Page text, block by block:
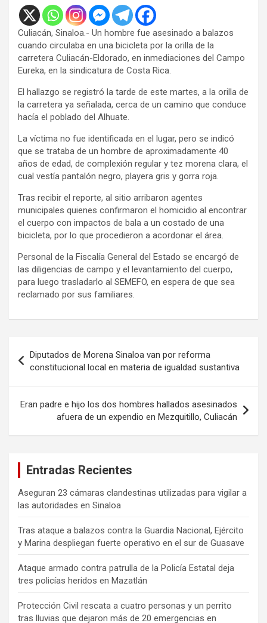
Culiacán, Sinaloa.- Un hombre fue asesinado a balazos
cuando circulaba en una bicicleta por la orilla de la
carretera Culiacán-Eldorado, en inmediaciones del Campo
Eureka, en la sindicatura de Costa Rica.
El hallazgo se registró la tarde de este martes, a la orilla de
la carretera ya señalada, cerca de un camino que conduce
hacía el poblado del Alhuate.
La víctima no fue identificada en el lugar, pero se indicó
que se trataba de un hombre de aproximadamente 40
años de edad, de complexión regular y tez morena clara, el
cual vestía pantalón negro, playera gris y gorra roja.
Tras recibir el reporte, al sitio arribaron agentes
municipales quienes confirmaron el homicidio al encontrar
el cuerpo con impactos de bala a un costado de una
bicicleta, por lo que procedieron a acordonar el área.
Personal de la Fiscalía General del Estado se encargó de
las diligencias de campo y el levantamiento del cuerpo,
para luego trasladarlo al SEMEFO, en espera de que sea
reclamado por sus familiares.
de
entradas
Diputados de Morena Sinaloa van por reforma
constitucional local en materia de igualdad sustantiva
Eran padre e hijo los dos hombres hallados asesinados
afuera de un expendio en Mezquitillo, Culiacán
Entradas Recientes
Aseguran 23 cámaras clandestinas utilizadas para vigilar a
las autoridades en Sinaloa
Tras ataque a balazos contra la Guardia Nacional, Ejército
y Marina despliegan fuerte operativo en el sur de Guasave
Ataque armado contra patrulla de la Policía Estatal deja
tres policías heridos en Mazatlán
Protección Civil rescata a cuatro personas y un perrito
tras lluvias que dejaron más de 20 emergencias en